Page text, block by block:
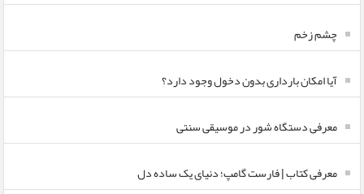
چشم زخم
آیا امکان بارداری بدون دخول وجود دارد؟
معرفی دستگاه شور در موسیقی سنتی
معرفی کتاب | فارست گامپ؛ دنیای یک ساده دل